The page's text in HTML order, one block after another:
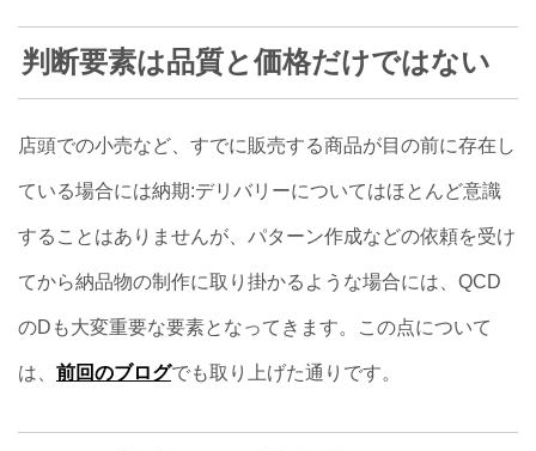
判断要素は品質と価格だけではない
店頭での小売など、すでに販売する商品が目の前に存在し
ている場合には納期:デリバリーについてはほとんど意識
することはありませんが、パターン作成などの依頼を受け
てから納品物の制作に取り掛かるような場合には、QCD
のDも大変重要な要素となってきます。この点について
は、 前回のブログでも取り上げた通りです。